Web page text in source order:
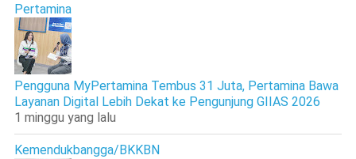
Pertamina
Pengguna MyPertamina Tembus 31 Juta, Pertamina Bawa
Layanan Digital Lebih Dekat ke Pengunjung GIIAS 2026
1 minggu yang lalu
Kemendukbangga/BKKBN